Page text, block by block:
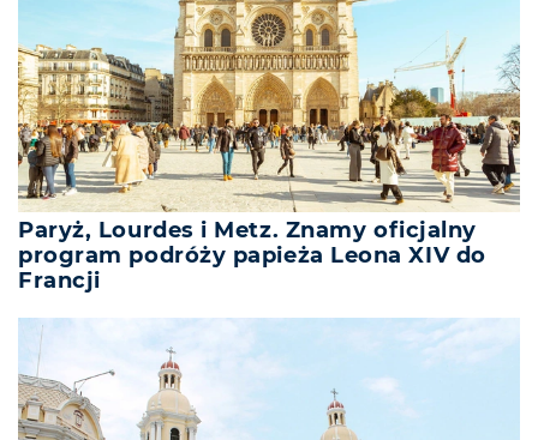
Paryż, Lourdes i Metz. Znamy oficjalny
program podróży papieża Leona XIV do
Francji